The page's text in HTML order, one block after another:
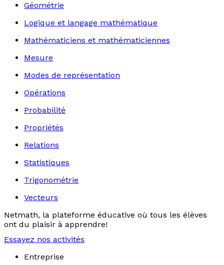
Géométrie
Logique et langage mathématique
Mathématiciens et mathématiciennes
Mesure
Modes de représentation
Opérations
Probabilité
Propriétés
Relations
Statistiques
Trigonométrie
Vecteurs
Netmath, la plateforme éducative où tous les élèves
ont du plaisir à apprendre!
Essayez nos activités
Entreprise